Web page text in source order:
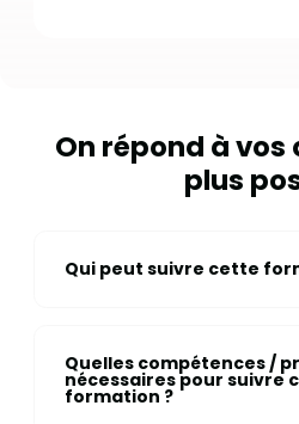
On répond à
plus
Qui peut suivre cette
Quelles compétences /
nécessaires pour suivre
formation ?